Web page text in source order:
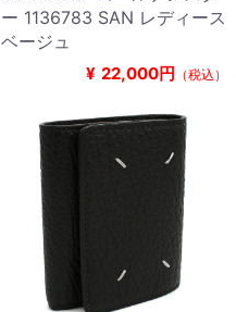
ー 1136783 SAN レディース
ベージュ
¥ 22,000円 （税込）